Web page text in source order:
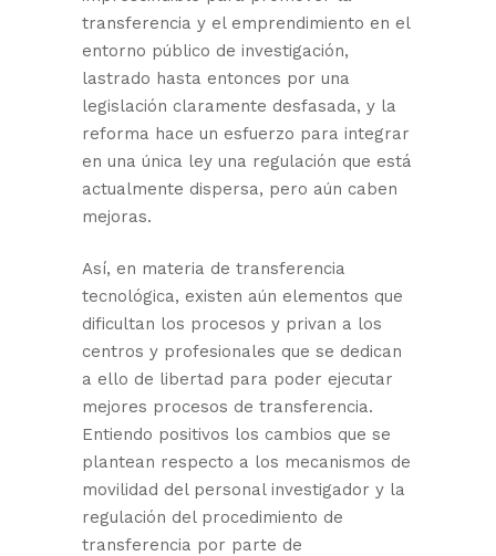
transferencia y el emprendimiento en el
entorno público de investigación,
lastrado hasta entonces por una
legislación claramente desfasada, y la
reforma hace un esfuerzo para integrar
en una única ley una regulación que está
actualmente dispersa, pero aún caben
mejoras.
Así, en materia de transferencia
tecnológica, existen aún elementos que
dificultan los procesos y privan a los
centros y profesionales que se dedican
a ello de libertad para poder ejecutar
mejores procesos de transferencia.
Entiendo positivos los cambios que se
plantean respecto a los mecanismos de
movilidad del personal investigador y la
regulación del procedimiento de
transferencia por parte de